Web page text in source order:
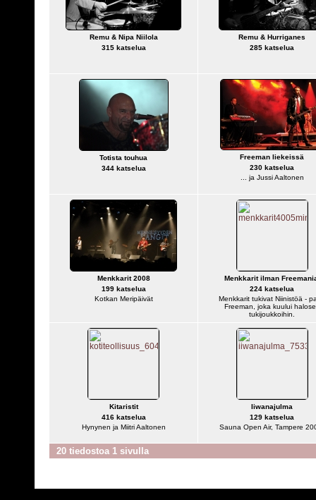
Remu & Nipa Niilola
315 katselua
Remu & Hurriganes
285 katselua
Totista touhua
344 katselua
Freeman liekeissä
230 katselua
... ja Jussi Aaltonen
Menkkarit 2008
199 katselua
Kotkan Meripäivät
Menkkarit ilman
224 katselua
Menkkarit tukivat Niinistöä -
Freeman, joka kuului
tukijoukkoihin.
Kitaristit
416 katselua
Hynynen ja Miitri Aaltonen
Iiwanajulma
129 katselua
Sauna Open Air, Tampere
20 tiedostoa 1 sivulla